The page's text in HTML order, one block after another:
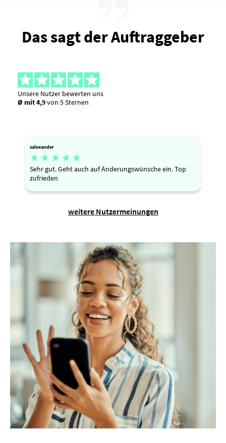
Das sagt der Auftraggeber
Unsere Nutzer bewerten uns
Ø mit 4,9von 5 Sternen
salexander
    
Sehr gut. Geht auch auf Änderungswünsche ein. Top
zufrieden
weitere Nutzermeinungen